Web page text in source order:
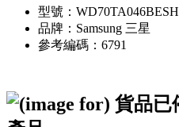
型號：WD70TA046BESH
品牌：Samsung 三星
參考編碼：6791